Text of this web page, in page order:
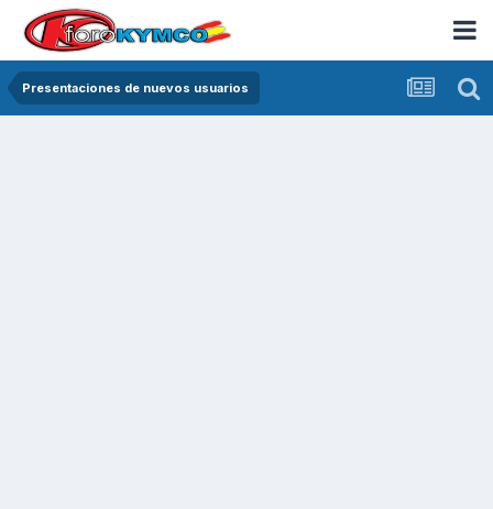
Presentaciones de nuevos usuarios